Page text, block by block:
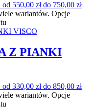
550,00 zł do 750,00 zł
wariantów. Opcje
Z PIANKI
330,00 zł do 850,00 zł
wariantów. Opcje